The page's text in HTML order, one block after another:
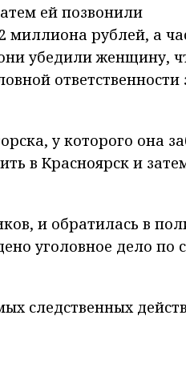
ей позвонили
миллиона рублей, а
убедили женщину,
ответственности
у которого она
в Красноярск и
и обратилась в
уголовное дело по
следственных